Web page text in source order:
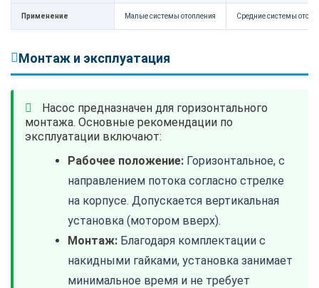
Применение Малые системы отопления Средние системы
Монтаж и эксплуатация
Насос предназначен для горизонтального
монтажа. Основные рекомендации по
эксплуатации включают:
Рабочее положение: Горизонтальное, с
направлением потока согласно стрелке
на корпусе. Допускается вертикальная
установка (мотором вверх).
Монтаж: Благодаря комплектации с
накидными гайками, установка занимает
минимальное время и не требует